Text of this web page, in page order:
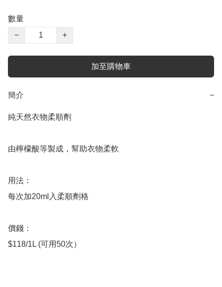
數量
−
+
加至購物車
簡介 −
純天然衣物柔順劑
由檸檬酸等製成，幫助衣物柔軟
用法：
每次加20ml入柔順劑格
價錢：
$118/1L (可用50次）